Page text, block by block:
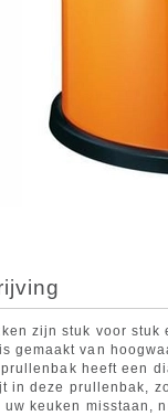
zijn stuk voor
gemaakt van
heeft een
in deze prullenbak,
keuken misstaan,